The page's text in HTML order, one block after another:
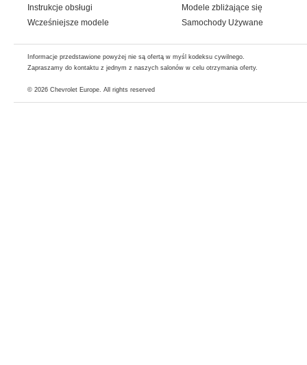
Instrukcje obsługi
Wcześniejsze modele
Modele zbliżające się
Samochody Używane
Informacje przedstawione powyżej nie są ofertą w myśl kodeksu cywilnego.
Zapraszamy do kontaktu z jednym z naszych salonów w celu otrzymania oferty.
© 2026 Chevrolet Europe. All rights reserved